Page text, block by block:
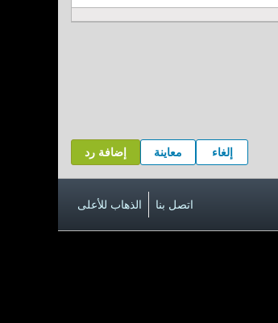
إضافة رد معاينة إلغاء
اتصل بنا الذهاب للأعلى